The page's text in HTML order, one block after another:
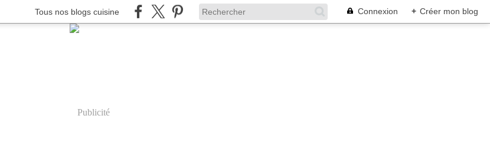
Tous nos blogs cuisine Connexion + Créer mon blog
Publicité